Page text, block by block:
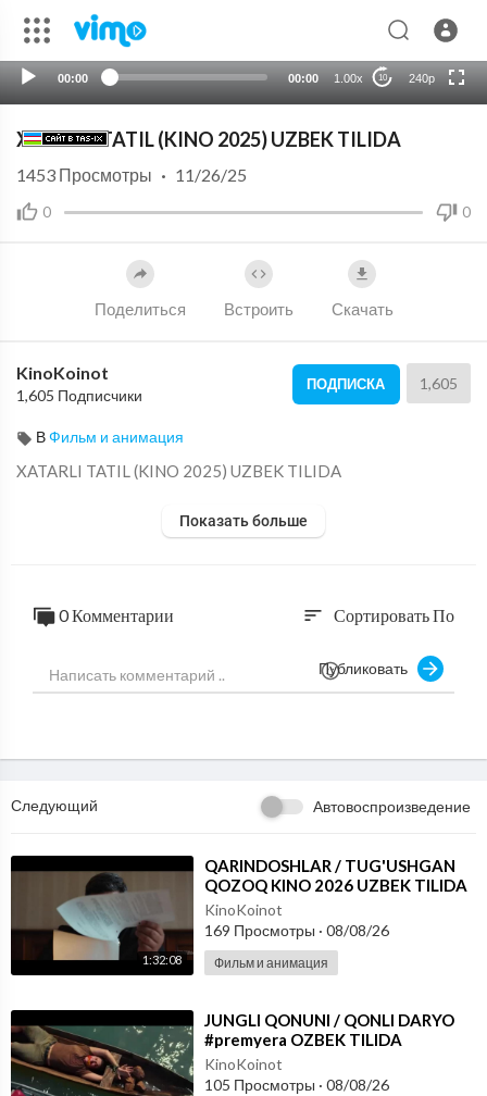
00:00 00:00 1.00x 10 240p
HD
XATARLI TATIL (KINO 2025) UZBEK TILIDA
0 0
1453 Просмотры · 11/26/25
Поделиться Встроить Скачать
KinoKoinot
1,605 Подписчики
ПОДПИСКА 1,605
ВФильм и анимация
⁣XATARLI TATIL (KINO 2025) UZBEK TILIDA
Показать больше
0 Комментарии sort Сортировать По
Публиковать
Следующий Автовоспроизведение
1:32:08
⁣QARINDOSHLAR / TUG'USHGAN
QOZOQ KINO 2026 UZBEK TILIDA
KinoKoinot
169 Просмотры · 08/08/26
Фильм и анимация
⁣JUNGLI QONUNI / QONLI DARYO
#premyera OZBEK TILIDA
KinoKoinot
105 Просмотры · 08/08/26